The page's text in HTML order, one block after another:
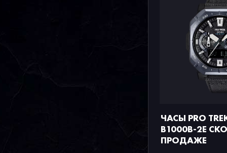
ЧАСЫ PRO
B1000B-2E
ПРОДАЖЕ